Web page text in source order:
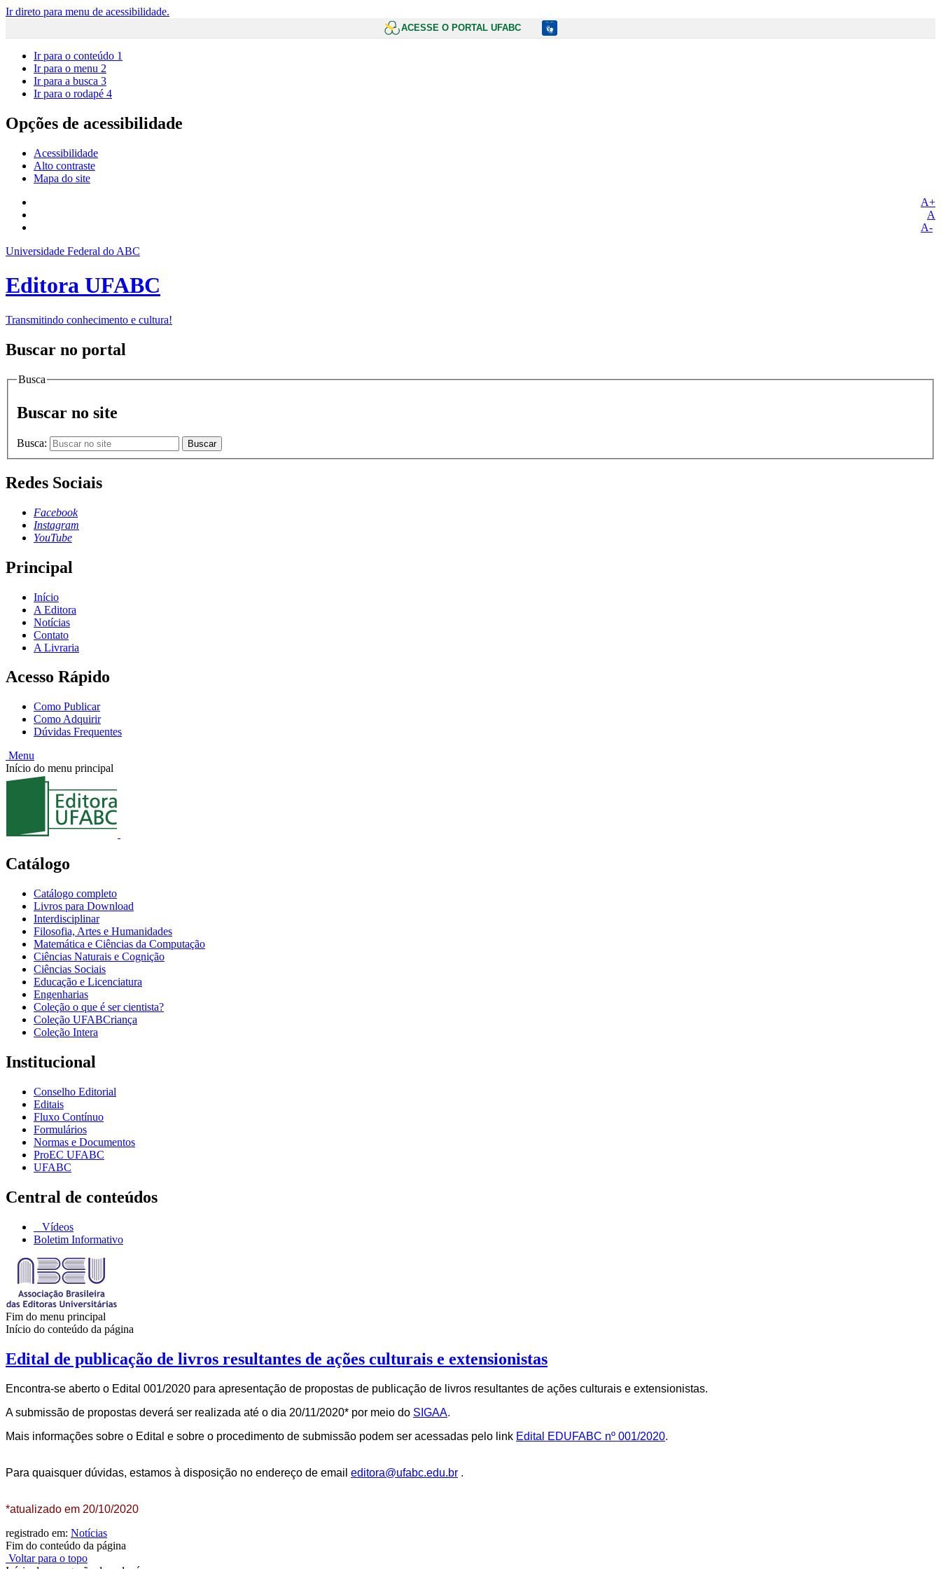
Ir direto para menu de acessibilidade.
ACESSE O PORTAL UFABC
Ir para o conteúdo 1
Ir para o menu 2
Ir para a busca 3
Ir para o rodapé 4
Opções de acessibilidade
Acessibilidade
Alto contraste
Mapa do site
A+
A
A-
Universidade Federal do ABC
Editora UFABC
Transmitindo conhecimento e cultura!
Buscar no portal
Busca
Buscar no site
Busca: Buscar
Redes Sociais
Facebook
Instagram
YouTube
Principal
Início
A Editora
Notícias
Contato
A Livraria
Acesso Rápido
Como Publicar
Como Adquirir
Dúvidas Frequentes
Menu
Início do menu principal
Catálogo
Catálogo completo
Livros para Download
Interdisciplinar
Filosofia, Artes e Humanidades
Matemática e Ciências da Computação
Ciências Naturais e Cognição
Ciências Sociais
Educação e Licenciatura
Engenharias
Coleção o que é ser cientista?
Coleção UFABCriança
Coleção Intera
Institucional
Conselho Editorial
Editais
Fluxo Contínuo
Formulários
Normas e Documentos
ProEC UFABC
UFABC
Central de conteúdos
Vídeos
Boletim Informativo
Fim do menu principal
Início do conteúdo da página
Edital de publicação de livros resultantes de ações culturais e extensionistas
Encontra-se aberto o Edital 001/2020 para apresentação de propostas de publicação de livros resultantes de ações culturais e extensionistas.
A submissão de propostas deverá ser realizada até o dia 20/11/2020* por meio do SIGAA.
Mais informações sobre o Edital e sobre o procedimento de submissão podem ser acessadas pelo link Edital EDUFABC nº 001/2020.
Para quaisquer dúvidas, estamos à disposição no endereço de email editora@ufabc.edu.br .
*atualizado em 20/10/2020
registrado em: Notícias
Fim do conteúdo da página
Voltar para o topo